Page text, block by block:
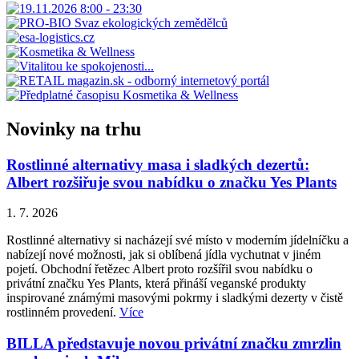
Novinky na trhu
Rostlinné alternativy masa i sladkých dezertů:
Albert rozšiřuje svou nabídku o značku Yes Plants
1. 7. 2026
Rostlinné alternativy si nacházejí své místo v moderním jídelníčku a
nabízejí nové možnosti, jak si oblíbená jídla vychutnat v jiném
pojetí. Obchodní řetězec Albert proto rozšířil svou nabídku o
privátní značku Yes Plants, která přináší veganské produkty
inspirované známými masovými pokrmy i sladkými dezerty v čistě
rostlinném provedení. Více
BILLA představuje novou privátní značku zmrzlin